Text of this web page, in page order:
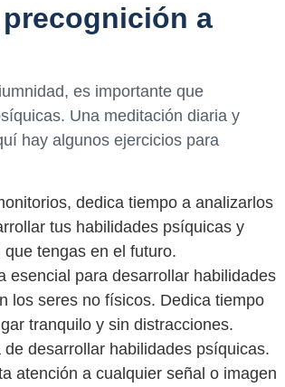
a
es importante que
Una meditación diaria y
hay algunos ejercicios para
dedica tiempo a analizarlos
tus habilidades psíquicas y
tengas en el futuro.
esencial para desarrollar habilidades
los seres no físicos. Dedica tiempo
tranquilo y sin distracciones.
desarrollar habilidades psíquicas.
atención a cualquier señal o imagen